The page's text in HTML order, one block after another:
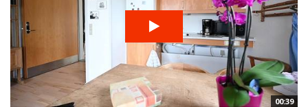
00:39